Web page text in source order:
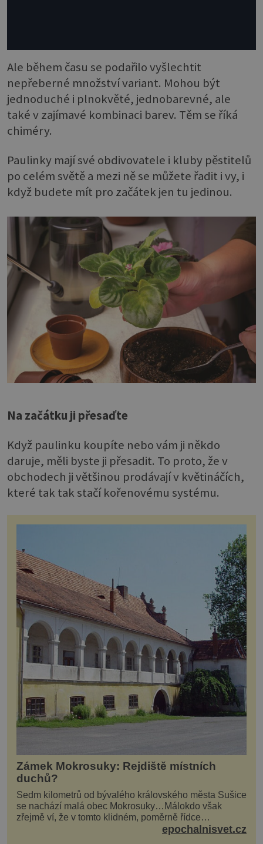
Ale během času se podařilo vyšlechtit
nepřeberné množství variant. Mohou být
jednoduché i plnokvěté, jednobarevné, ale
také v zajímavé kombinaci barev. Těm se říká
chiméry.
Paulinky mají své obdivovatele i kluby pěstitelů
po celém světě a mezi ně se můžete řadit i vy, i
když budete mít pro začátek jen tu jedinou.
Na začátku ji přesaďte
Když paulinku koupíte nebo vám ji někdo
daruje, měli byste ji přesadit. To proto, že v
obchodech ji většinou prodávají v květináčích,
které tak tak stačí kořenovému systému.
Zámek Mokrosuky: Rejdiště místních
duchů?
Sedm kilometrů od bývalého královského města Sušice
se nachází malá obec Mokrosuky…Málokdo však
zřejmě ví, že v tomto klidném, poměrně řídce
navštěvovaném koutu vesnické Šumavy se nachází
epochalnisvet.cz